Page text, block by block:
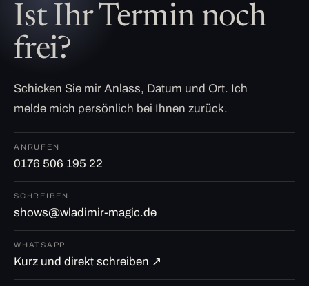
Ist Ihr Termin noch
frei?
Schicken Sie mir Anlass, Datum und Ort. Ich
melde mich persönlich bei Ihnen zurück.
ANRUFEN
0176 506 195 22
SCHREIBEN
shows@wladimir-magic.de
WHATSAPP
Kurz und direkt schreiben ↗